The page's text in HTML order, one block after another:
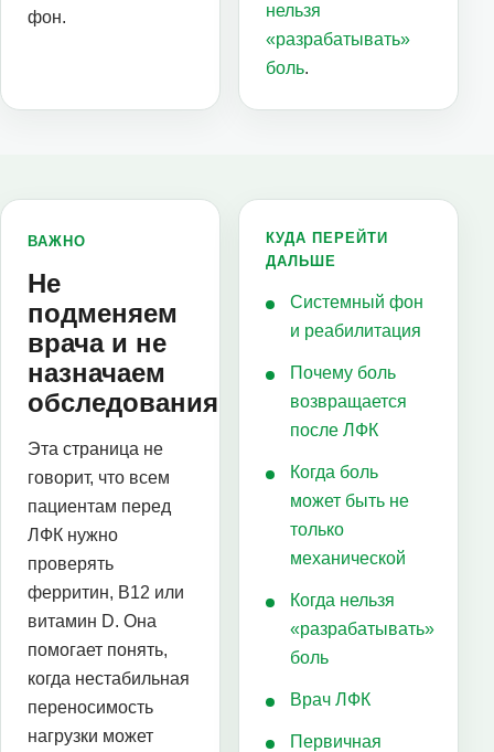
фон.
нельзя
«разрабатывать»
боль.
ВАЖНО
Не
подменяем
врача и не
назначаем
обследования
Эта страница не
говорит, что всем
пациентам перед
ЛФК нужно
проверять
ферритин, B12 или
витамин D. Она
помогает понять,
когда нестабильная
переносимость
нагрузки может
КУДА ПЕРЕЙТИ
ДАЛЬШЕ
Системный фон
и реабилитация
Почему боль
возвращается
после ЛФК
Когда боль
может быть не
только
механической
Когда нельзя
«разрабатывать»
боль
Врач ЛФК
Первичная